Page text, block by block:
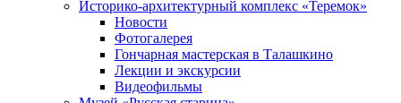
Историко-архитектурный комплекс «Теремок»
Новости
Фотогалерея
Гончарная мастерская в Талашкино
Лекции и экскурсии
Видеофильмы